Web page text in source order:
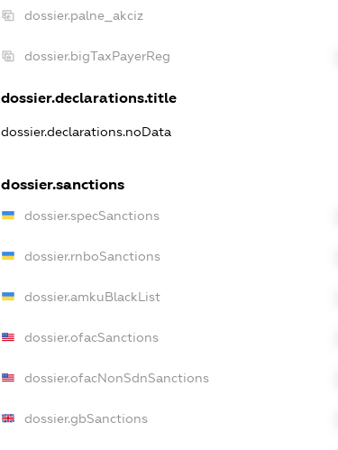
dossier.palne_akciz
dossier.bigTaxPayerReg
dossier.declarations.title
dossier.declarations.noData
dossier.sanctions
dossier.specSanctions
dossier.rnboSanctions
dossier.amkuBlackList
dossier.ofacSanctions
dossier.ofacNonSdnSanctions
dossier.gbSanctions